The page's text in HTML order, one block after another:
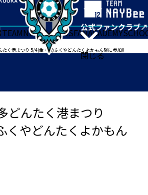
閉じる
TEAMNEWSGOODSFANACADEMY
たく港まつり 5/4(金・祝)ふくやどんたくよかもん隊に参加!!
どんたく港まつり
くやどんたくよかもん